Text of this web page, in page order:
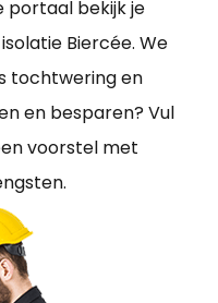
portaal bekijk je
Biercée. We
tochtwering en
en besparen? Vul
voorstel met